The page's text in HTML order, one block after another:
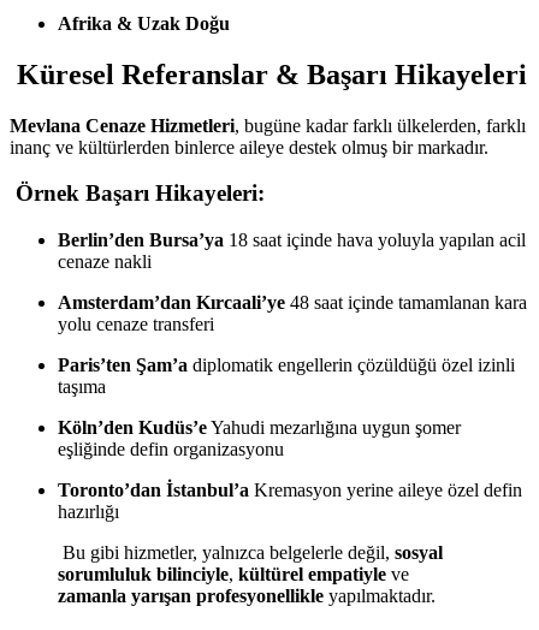
Afrika & Uzak Doğu
Küresel Referanslar & Başarı Hikayeleri
Mevlana Cenaze Hizmetleri, bugüne kadar farklı ülkelerden, farklı
inanç ve kültürlerden binlerce aileye destek olmuş bir markadır.
Örnek Başarı Hikayeleri:
Berlin’den Bursa’ya 18 saat içinde hava yoluyla yapılan acil
cenaze nakli
Amsterdam’dan Kırcaali’ye 48 saat içinde tamamlanan kara
yolu cenaze transferi
Paris’ten Şam’a diplomatik engellerin çözüldüğü özel izinli
taşıma
Köln’den Kudüs’eYahudi mezarlığına uygun şomer
eşliğinde defin organizasyonu
Toronto’dan İstanbul’a Kremasyon yerine aileye özel defin
hazırlığı
Bu gibi hizmetler, yalnızca belgelerle değil, sosyal
sorumluluk bilinciyle, kültürel empatiyle ve
zamanla yarışan profesyonellikle yapılmaktadır.